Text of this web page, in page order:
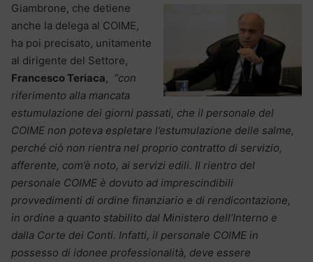
Giambrone, che detiene
anche la delega al COIME,
ha poi precisato, unitamente
al dirigente del Settore,
Francesco Teriaca, “con
riferimento alla mancata
estumulazione dei giorni passati, che il personale del
COIME non poteva espletare l’estumulazione delle salme,
perché ciò non rientra nel proprio contratto di servizio,
afferente, com’è noto, ai servizi edili. Il rientro del
personale COIME è dovuto ad imprescindibili
provvedimenti di ordine finanziario e di rendicontazione,
in ordine a quanto stabilito dal Ministero dell’Interno e
dalla Corte dei Conti. Infatti, il personale COIME in
possesso di idonee professionalità, deve essere